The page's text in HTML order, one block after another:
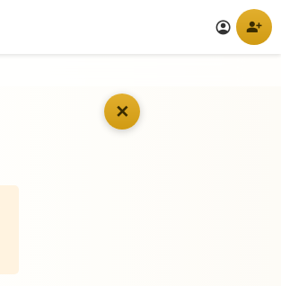
account_circle person_add
✕